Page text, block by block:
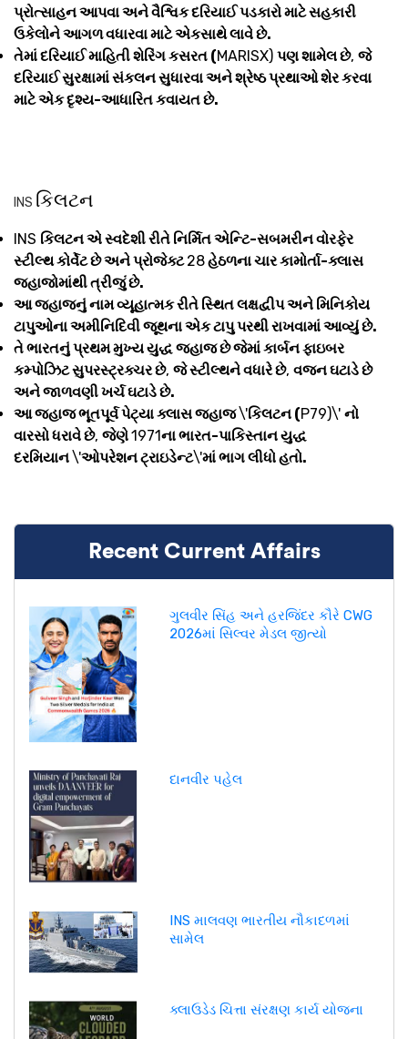
પ્રોત્સાહન આપવા અને વૈશ્વિક દરિયાઈ પડકારો માટે સહકારી
ઉકેલોને આગળ વધારવા માટે એકસાથે લાવે છે.
તેમાં દરિયાઈ માહિતી શેરિંગ કસરત (MARISX) પણ શામેલ છે, જે
દરિયાઈ સુરક્ષામાં સંકલન સુધારવા અને શ્રેષ્ઠ પ્રથાઓ શેર કરવા
માટે એક દૃશ્ય-આધારિત કવાયત છે.
INS કિલટન
INS કિલટન એ સ્વદેશી રીતે નિર્મિત એન્ટિ-સબમરીન વોરફેર
સ્ટીલ્થ કોર્વેટ છે અને પ્રોજેક્ટ28હેઠળના ચાર કામોર્તા-ક્લાસ
જહાજોમાંથી ત્રીજું છે.
આ જહાજનું નામ વ્યૂહાત્મક રીતે સ્થિત લક્ષદ્વીપ અને મિનિકોય
ટાપુઓના અમીનિદિવી જૂથના એક ટાપુ પરથી રાખવામાં આવ્યું છે.
તે ભારતનું પ્રથમ મુખ્ય યુદ્ધ જહાજ છે જેમાં કાર્બન ફાઇબર
કમ્પોઝિટ સુપરસ્ટ્રક્ચર છે, જે સ્ટીલ્થને વધારે છે, વજન ઘટાડે છે
અને જાળવણી ખર્ચ ઘટાડે છે.
આ જહાજ ભૂતપૂર્વ પેટ્યા ક્લાસ જહાજ\'કિલટન (P79)\' નો
વારસો ધરાવે છે, જેણે1971ના ભારત-પાકિસ્તાન યુદ્ધ
દરમિયાન\'ઓપરેશન ટ્રાઇડેન્ટ\'માં ભાગ લીધો હતો.
Recent Current Affairs
ગુલવીર સિંહ અને હરજિંદર કૌરે CWG
2026માં સિલ્વર મેડલ જીત્યો
દાનવીર પહેલ
INS માલવણ ભારતીય નૌકાદળમાં
સામેલ
ક્લાઉડેડ ચિત્તા સંરક્ષણ કાર્ય યોજના